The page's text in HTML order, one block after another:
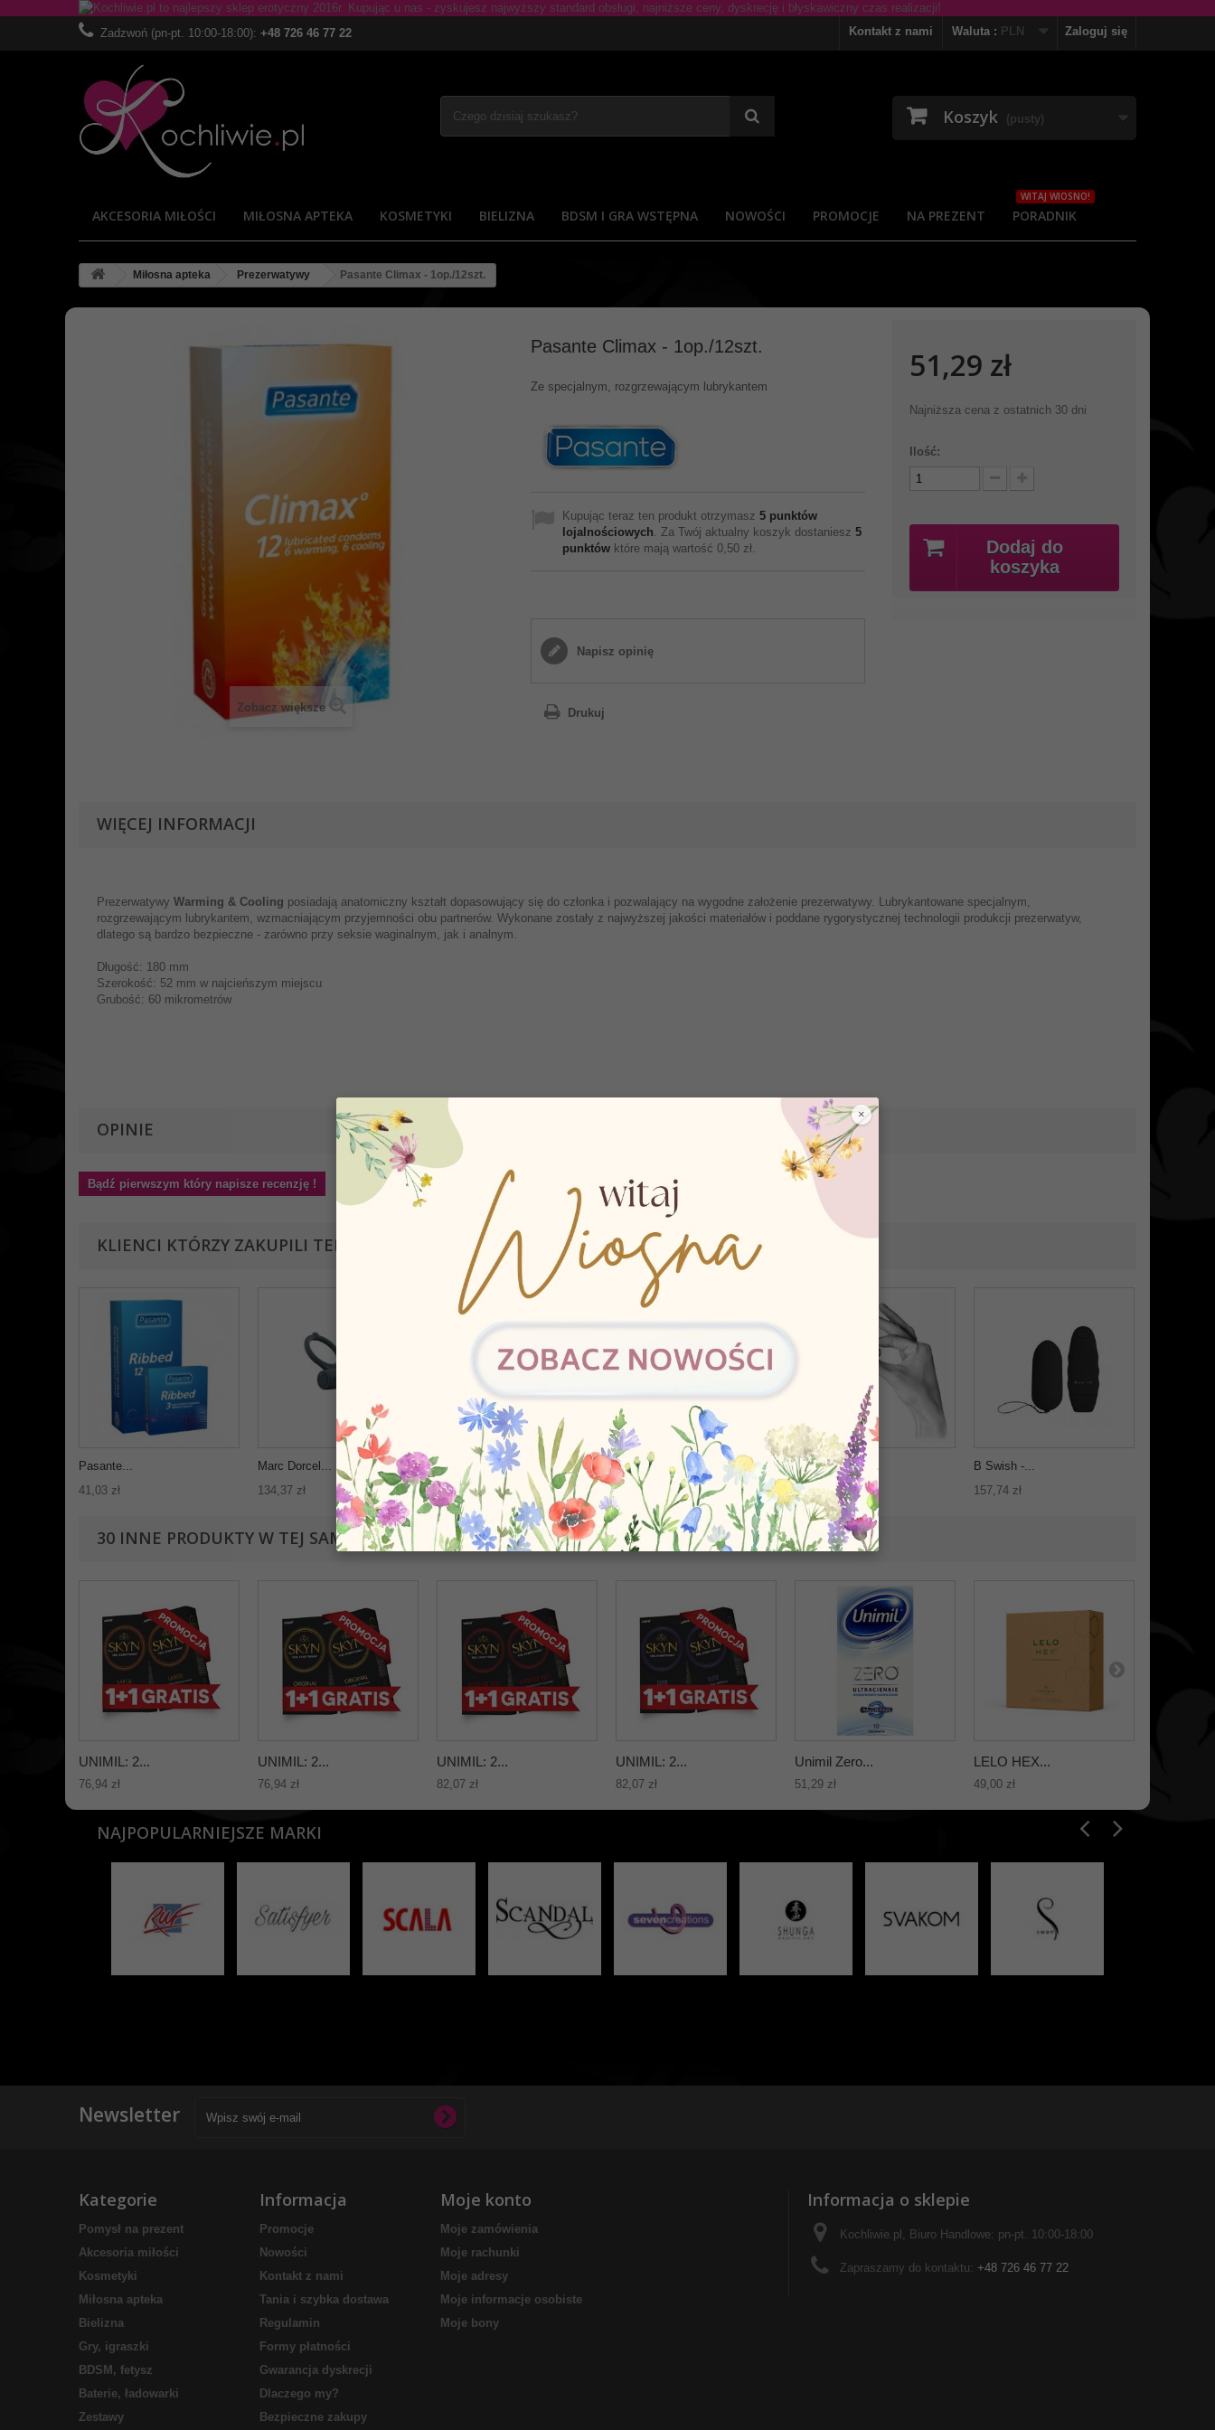
Zaloguj się
Waluta : PLN
Kontakt z nami
Zadzwoń (pn-pt. 10:00-18:00): +48 726 46 77 22
Koszyk (pusty)
AKCESORIA MIŁOŚCI MIŁOSNA APTEKA KOSMETYKI BIELIZNA BDSM I GRA WSTĘPNA NOWOŚCI PROMOCJE NA PREZENT PORADNIK
WITAJ WIOSNO!
Miłosna apteka Prezerwatywy Pasante Climax - 1op./12szt.
Zobacz większe
Pasante Climax - 1op./12szt.
Ze specjalnym, rozgrzewającym lubrykantem
Kupując teraz ten produkt otrzymasz 5 punktów
lojalnościowych. Za Twój aktualny koszyk dostaniesz 5
punktów które mają wartość 0,50 zł.
Napisz opinię
Drukuj
51,29 zł
Najniższa cena z ostatnich 30 dni
Ilość:
Dodaj do
koszyka
WIĘCEJ INFORMACJI
Prezerwatywy Warming & Cooling posiadają anatomiczny kształt dopasowujący się do członka i pozwalający na wygodne założenie prezerwatywy. Lubrykantowane specjalnym,
rozgrzewającym lubrykantem, wzmacniającym przyjemności obu partnerów. Wykonane zostały z najwyższej jakości materiałów i poddane rygorystycznej technologii produkcji prezerwatyw,
dlatego są bardzo bezpieczne - zarówno przy seksie waginalnym, jak i analnym.
Długość: 180 mm
Szerokość: 52 mm w najcieńszym miejscu
Grubość: 60 mikrometrów
OPINIE
Bądź pierwszym który napisze recenzję !
KLIENCI KTÓRZY ZAKUPILI TEN PRODUKT KUPILI RÓWNIEŻ:
Pasante...
41,03 zł
Marc Dorcel...
134,37 zł
Durex play...
30,77 zł
Lid`l Extra
65,79 zł
Ff Limited...
86,28 zł
B Swish -...
157,74 zł
30 INNE PRODUKTY W TEJ SAMEJ KATEGORII:
UNIMIL: 2...
76,94 zł
UNIMIL: 2...
76,94 zł
UNIMIL: 2...
82,07 zł
UNIMIL: 2...
82,07 zł
Unimil Zero...
51,29 zł
LELO HEX...
49,00 zł
NAJPOPULARNIEJSZE MARKI
Newsletter
Kategorie
Pomysł na prezent
Akcesoria miłości
Kosmetyki
Miłosna apteka
Bielizna
Gry, igraszki
BDSM, fetysz
Baterie, ładowarki
Zestawy
Informacja
Promocje
Nowości
Kontakt z nami
Tania i szybka dostawa
Regulamin
Formy płatności
Gwarancja dyskrecji
Dlaczego my?
Bezpieczne zakupy
Moje konto
Moje zamówienia
Moje rachunki
Moje adresy
Moje informacje osobiste
Moje bony
Informacja o sklepie
Kochliwie.pl, Biuro Handlowe: pn-pt. 10:00-18:00
Zapraszamy do kontaktu: +48 726 46 77 22
×